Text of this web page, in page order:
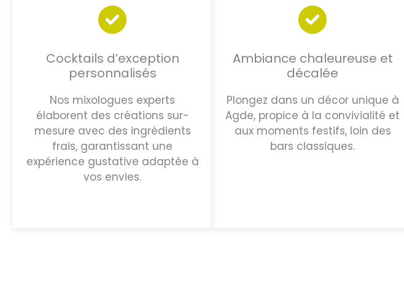
Cocktails d’exception
personnalisés
Nos mixologues experts
élaborent des créations sur-
mesure avec des ingrédients
frais, garantissant une
expérience gustative adaptée à
vos envies.
Ambiance chaleureuse et
décalée
Plongez dans un décor unique à
Agde, propice à la convivialité et
aux moments festifs, loin des
bars classiques.